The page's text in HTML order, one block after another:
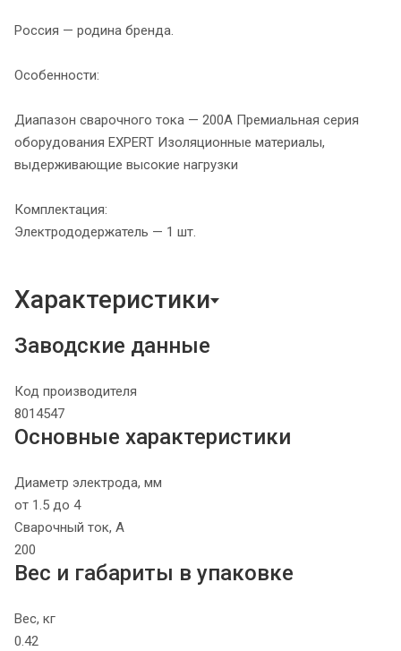
Россия — родина бренда.
Особенности:
Диапазон сварочного тока — 200А Премиальная серия
оборудования EXPERT Изоляционные материалы,
выдерживающие высокие нагрузки
Комплектация:
Электрододержатель — 1 шт.
Характеристики
Заводские данные
Код производителя
8014547
Основные характеристики
Диаметр электрода, мм
от 1.5 до 4
Сварочный ток, А
200
Вес и габариты в упаковке
Вес, кг
0.42